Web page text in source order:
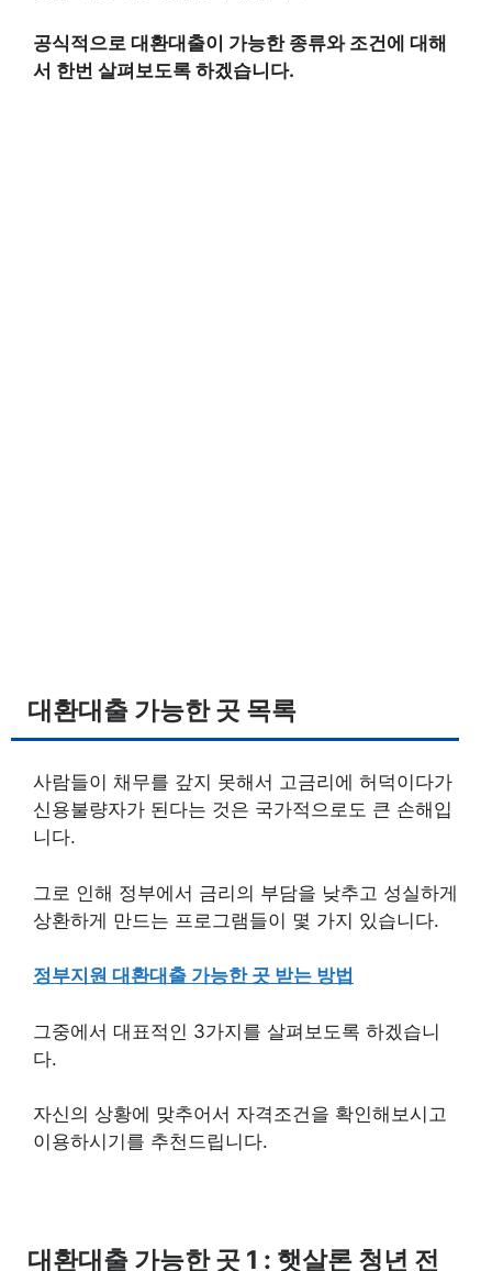
공식적으로 대환대출이 가능한 종류와 조건에 대해
서 한번 살펴보도록 하겠습니다.
대환대출 가능한 곳 목록
사람들이 채무를 갚지 못해서 고금리에 허덕이다가
신용불량자가 된다는 것은 국가적으로도 큰 손해입
니다.
그로 인해 정부에서 금리의 부담을 낮추고 성실하게
상환하게 만드는 프로그램들이 몇 가지 있습니다.
정부지원 대환대출 가능한 곳 받는 방법
그중에서 대표적인 3가지를 살펴보도록 하겠습니
다.
자신의 상황에 맞추어서 자격조건을 확인해보시고
이용하시기를 추천드립니다.
대환대출 가능한 곳 1 : 햇살론 청년 전